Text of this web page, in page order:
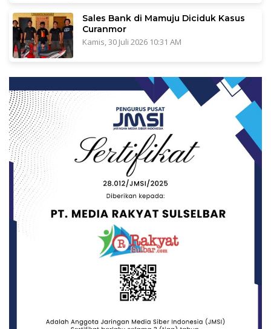
Sales Bank di Mamuju Diciduk Kasus
Curanmor
Kamis, 30 Juli 2026 10:31 AM